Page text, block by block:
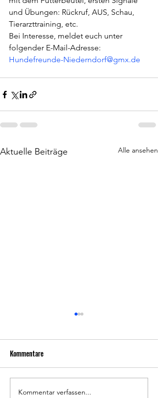
und Übungen: Rückruf, AUS, Schau,
Tierarzttraining, etc.
Bei Interesse, meldet euch unter
folgender E-Mail-Adresse:
Hundefreunde-Niederndorf@gmx.de
Aktuelle Beiträge Alle ansehen
Neuer Welpenkurs ab Mitte
Kommentare
Kommentar verfassen...